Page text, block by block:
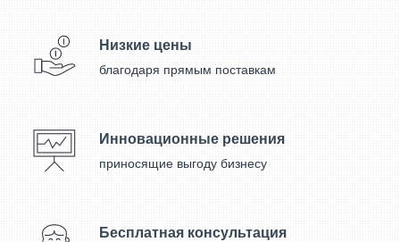
Низкие цены
благодаря прямым поставкам
Инновационные решения
приносящие выгоду бизнесу
Бесплатная консультация